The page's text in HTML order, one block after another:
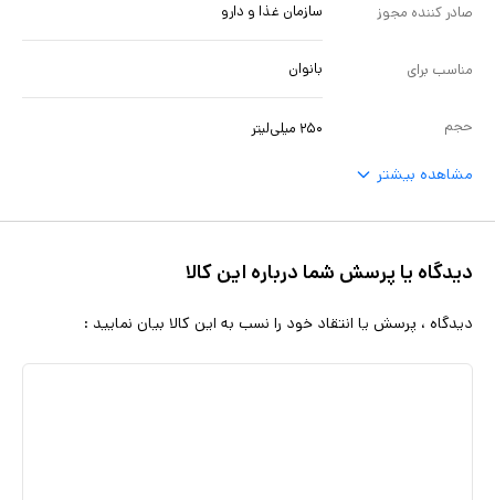
صادر کننده مجوز سازمان غذا و دارو
مناسب برای بانوان
حجم ۲۵۰ میلی‌لیتر
مشاهده بیشتر
دیدگاه یا پرسش شما درباره این کالا
دیدگاه ، پرسش یا انتقاد خود را نسب به این کالا بیان نمایید :